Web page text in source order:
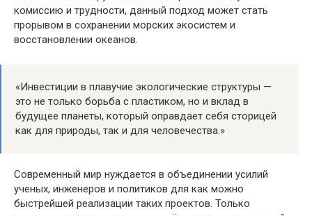
комиссию и трудности, данный подход может стать
прорывом в сохранении морских экосистем и
восстановлении океанов.
«Инвестиции в плавучие экологические структуры —
это не только борьба с пластиком, но и вклад в
будущее планеты, который оправдает себя сторицей
как для природы, так и для человечества.»
Современный мир нуждается в объединении усилий
ученых, инженеров и политиков для как можно
быстрейшей реализации таких проектов. Только